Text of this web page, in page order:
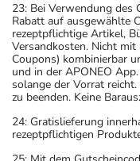
23: Bei Verwendung des
Rabatt auf ausgewählte
rezeptpflichtige Artikel,
Versandkosten. Nicht
Coupons) kombinierbar
und in der APONEO
solange der Vorrat
zu beenden. Keine
24: Gratislieferung
rezeptpflichtigen